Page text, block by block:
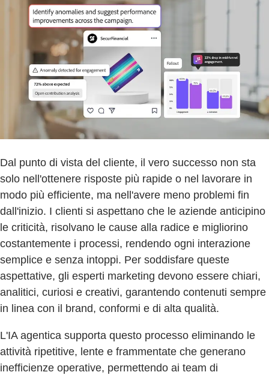
Dal punto di vista del cliente, il vero successo non sta
solo nell'ottenere risposte più rapide o nel lavorare in
modo più efficiente, ma nell'avere meno problemi fin
dall'inizio. I clienti si aspettano che le aziende anticipino
le criticità, risolvano le cause alla radice e migliorino
costantemente i processi, rendendo ogni interazione
semplice e senza intoppi. Per soddisfare queste
aspettative, gli esperti marketing devono essere chiari,
analitici, curiosi e creativi, garantendo contenuti sempre
in linea con il brand, conformi e di alta qualità.
L'IA agentica supporta questo processo eliminando le
attività ripetitive, lente e frammentate che generano
inefficienze operative, permettendo ai team di